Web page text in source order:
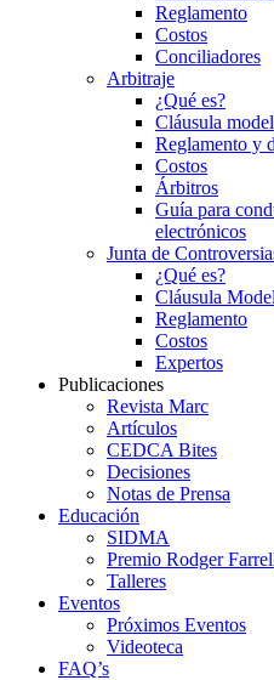
Reglamento
Costos
Conciliadores
Arbitraje
¿Qué es?
Cláusula
Reglamento y
Costos
Árbitros
Guía para
electrónicos
Junta de
¿Qué es?
Cláusula
Reglamento
Costos
Expertos
Publicaciones
Revista Marc
Artículos
CEDCA Bites
Decisiones
Notas de Prensa
Educación
SIDMA
Premio Rodger
Talleres
Eventos
Próximos Eventos
Videoteca
FAQ’s